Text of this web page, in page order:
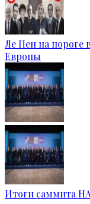
Ле Пен на пороге
Европы
Итоги саммита